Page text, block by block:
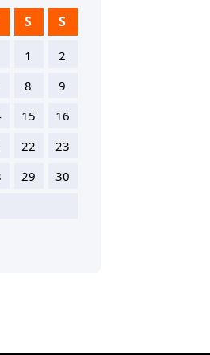
S S
1
2
8
9
15
16
22
23
29
30